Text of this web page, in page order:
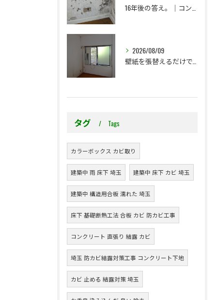
2026/08/09
タグ Tags
カラーボックス カビ取り
建築中 雨 床下 埼玉 建築中 床下 カビ 埼玉
建築中 構造用合板 濡れた 埼玉
床下 基礎断熱工法 合板 カビ 防カビ工事
コンクリート 直張り 結露 カビ
埼玉 防カビ結露対策工事 コンクリート下地
カビ 止める 結露対策 埼玉